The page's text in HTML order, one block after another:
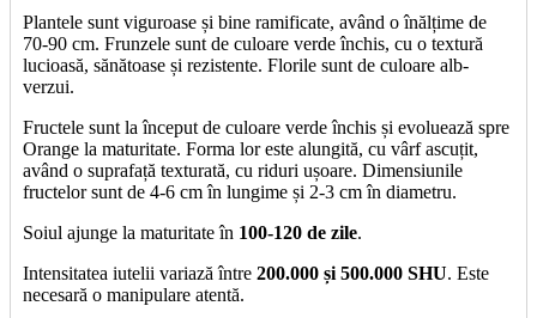
Plantele sunt viguroase și bine ramificate, având o înălțime de
70-90 cm. Frunzele sunt de culoare verde închis, cu o textură
lucioasă, sănătoase și rezistente. Florile sunt de culoare alb-
verzui.
Fructele sunt la început de culoare verde închis și evoluează spre
Orange la maturitate. Forma lor este alungită, cu vârf ascuțit,
având o suprafață texturată, cu riduri ușoare. Dimensiunile
fructelor sunt de 4-6 cm în lungime și 2-3 cm în diametru.
Soiul ajunge la maturitate în 100-120 de zile.
Intensitatea iutelii variază între 200.000 și 500.000 SHU. Este
necesară o manipulare atentă.